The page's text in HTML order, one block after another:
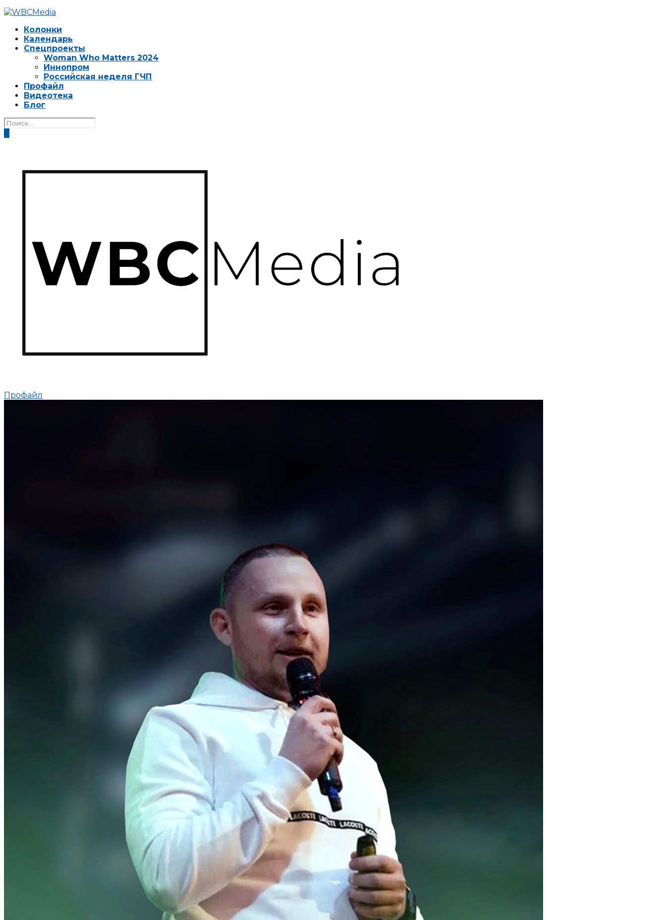
Колонки
Календарь
Спецпроекты
Woman Who Matters 2024
Иннопром
Российская неделя ГЧП
Профайл
Видеотека
Блог
Профайл